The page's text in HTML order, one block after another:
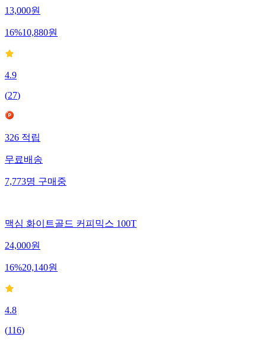
13,000원
16%10,880원
4.9
(27)
326적립
무료배송
7,773명구매중
맥심 화이트골드 커피믹스 100T
24,000원
16%20,140원
4.8
(116)